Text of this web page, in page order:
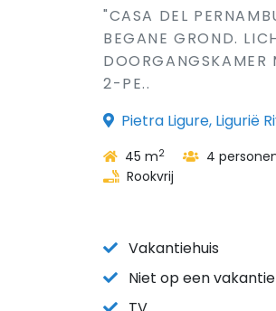
"CASA DEL
BEGANE GROND.
2-PE..
Pietra Ligure, Ligurië
45 m2 4
Rookvrij
Vakantiehuis
Niet op een